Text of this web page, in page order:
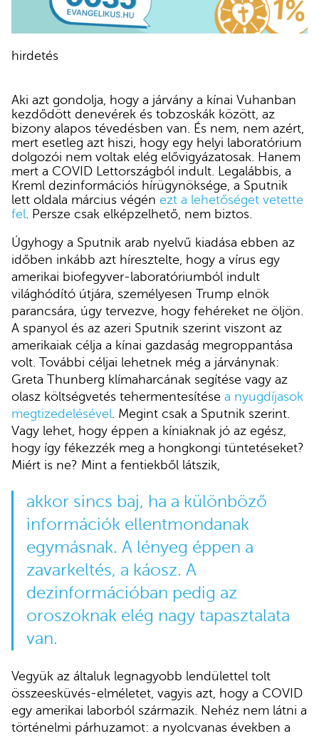
hirdetés
Aki azt gondolja, hogy a járvány a kínai Vuhanban
kezdődött denevérek és tobzoskák között, az
bizony alapos tévedésben van. És nem, nem azért,
mert esetleg azt hiszi, hogy egy helyi laboratórium
dolgozói nem voltak elég elővigyázatosak. Hanem
mert a COVID Lettországból indult. Legalábbis, a
Kreml dezinformációs hírügynöksége, a Sputnik
lett oldala március végén ezt a lehetőséget vetette
fel. Persze csak elképzelhető, nem biztos.
Úgyhogy a Sputnik arab nyelvű kiadása ebben az
időben inkább azt híresztelte, hogy a vírus egy
amerikai biofegyver-laboratóriumból indult
világhódító útjára, személyesen Trump elnök
parancsára, úgy tervezve, hogy fehéreket ne öljön.
A spanyol és az azeri Sputnik szerint viszont az
amerikaiak célja a kínai gazdaság megroppantása
volt. További céljai lehetnek még a járványnak:
Greta Thunberg klímaharcának segítése vagy az
olasz költségvetés tehermentesítése a nyugdíjasok
megtizedelésével . Megint csak a Sputnik szerint.
Vagy lehet, hogy éppen a kíniaknak jó az egész,
hogy így fékezzék meg a hongkongi tüntetéseket?
Miért is ne? Mint a fentiekből látszik,
akkor sincs baj, ha a különböző
információk ellentmondanak
egymásnak. A lényeg éppen a
zavarkeltés, a káosz. A
dezinformációban pedig az
oroszoknak elég nagy tapasztalata
van.
Vegyük az általuk legnagyobb lendülettel tolt
összeesküvés-elméletet, vagyis azt, hogy a COVID
egy amerikai laborból származik. Nehéz nem látni a
történelmi párhuzamot: a nyolcvanas években a